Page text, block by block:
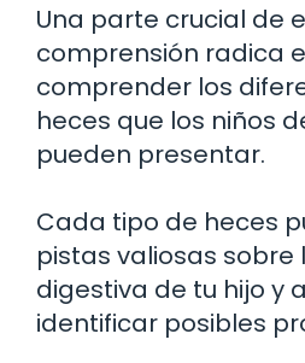
Una parte crucial de
comprensión radica
comprender los
heces que los niños
pueden presentar.
Cada tipo de heces
pistas valiosas sobre
digestiva de tu hijo y
identificar posibles